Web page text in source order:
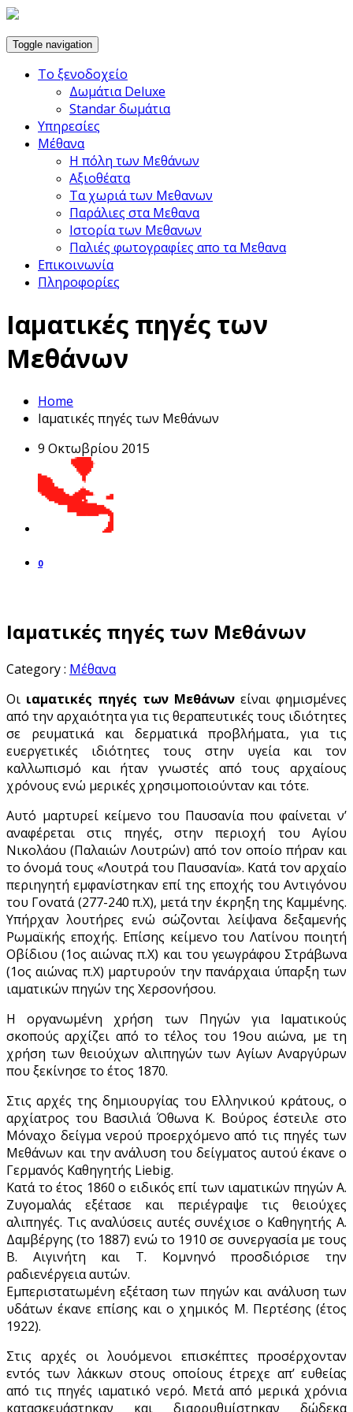
Toggle navigation
Το ξενοδοχείο
Δωμάτια Deluxe
Standar δωμάτια
Υπηρεσίες
Μέθανα
Η πόλη των Μεθάνων
Αξιοθέατα
Τα χωριά των Μεθανων
Παράλιες στα Μεθανα
Ιστορία των Μεθανων
Παλιές φωτογραφίες απο τα Μεθανα
Επικοινωνία
Πληροφορίες
Ιαματικές πηγές των
Μεθάνων
Home
Ιαματικές πηγές των Μεθάνων
9 Οκτωβρίου 2015
0
Ιαματικές πηγές των Μεθάνων
Category : Μέθανα
Οι ιαματικές πηγές των Μεθάνων είναι φημισμένες
από την αρχαιότητα για τις θεραπευτικές τους ιδιότητες
σε ρευματικά και δερματικά προβλήματα., για τις
ευεργετικές ιδιότητες τους στην υγεία και τον
καλλωπισμό και ήταν γνωστές από τους αρχαίους
χρόνους ενώ μερικές χρησιμοποιούνταν και τότε.
Αυτό μαρτυρεί κείμενο του Παυσανία που φαίνεται ν’
αναφέρεται στις πηγές, στην περιοχή του Αγίου
Νικολάου (Παλαιών Λουτρών) από τον οποίο πήραν και
το όνομά τους «Λουτρά του Παυσανία». Κατά τον αρχαίο
περιηγητή εμφανίστηκαν επί της εποχής του Αντιγόνου
του Γονατά (277-240 π.Χ), μετά την έκρηξη της Καμμένης.
Υπήρχαν λουτήρες ενώ σώζονται λείψανα δεξαμενής
Ρωμαϊκής εποχής. Επίσης κείμενο του Λατίνου ποιητή
Οβίδιου (1ος αιώνας π.Χ) και του γεωγράφου Στράβωνα
(1ος αιώνας π.Χ) μαρτυρούν την πανάρχαια ύπαρξη των
ιαματικών πηγών της Χερσονήσου.
Η οργανωμένη χρήση των Πηγών για Ιαματικούς
σκοπούς αρχίζει από το τέλος του 19ου αιώνα, με τη
χρήση των θειούχων αλιπηγών των Αγίων Αναργύρων
που ξεκίνησε το έτος 1870.
Στις αρχές της δημιουργίας του Ελληνικού κράτους, ο
αρχίατρος του Βασιλιά Όθωνα Κ. Βούρος έστειλε στο
Μόναχο δείγμα νερού προερχόμενο από τις πηγές των
Μεθάνων και την ανάλυση του δείγματος αυτού έκανε ο
Γερμανός Καθηγητής Liebig.
Κατά το έτος 1860 ο ειδικός επί των ιαματικών πηγών Α.
Ζυγομαλάς εξέτασε και περιέγραψε τις θειούχες
αλιπηγές. Τις αναλύσεις αυτές συνέχισε ο Καθηγητής Α.
Δαμβέργης (το 1887) ενώ το 1910 σε συνεργασία με τους
Β. Αιγινήτη και Τ. Κομνηνό προσδιόρισε την
ραδιενέργεια αυτών.
Εμπεριστατωμένη εξέταση των πηγών και ανάλυση των
υδάτων έκανε επίσης και ο χημικός Μ. Περτέσης (έτος
1922).
Στις αρχές οι λουόμενοι επισκέπτες προσέρχονταν
εντός των λάκκων στους οποίους έτρεχε απ’ ευθείας
από τις πηγές ιαματικό νερό. Μετά από μερικά χρόνια
κατασκευάστηκαν και διαρρυθμίστηκαν δώδεκα